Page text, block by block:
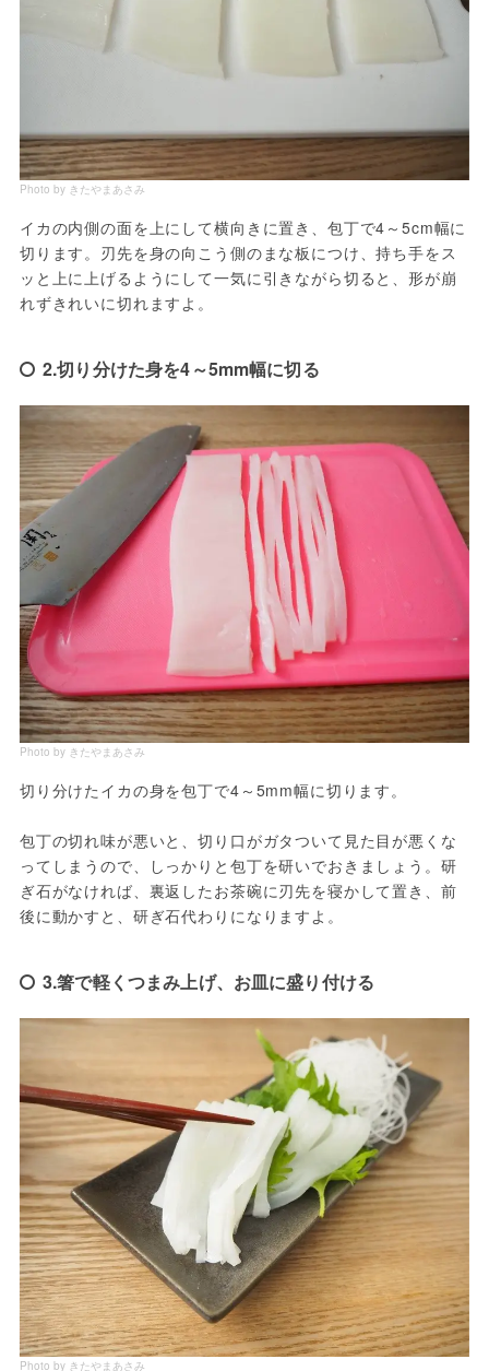
Photo by きたやまあさみ
イカの内側の面を上にして横向きに置き、包丁で4～5cm幅に
切ります。刃先を身の向こう側のまな板につけ、持ち手をス
ッと上に上げるようにして一気に引きながら切ると、形が崩
れずきれいに切れますよ。
2.切り分けた身を4～5mm幅に切る
Photo by きたやまあさみ
切り分けたイカの身を包丁で4～5mm幅に切ります。
包丁の切れ味が悪いと、切り口がガタついて見た目が悪くな
ってしまうので、しっかりと包丁を研いでおきましょう。研
ぎ石がなければ、裏返したお茶碗に刃先を寝かして置き、前
後に動かすと、研ぎ石代わりになりますよ。
3.箸で軽くつまみ上げ、お皿に盛り付ける
Photo by きたやまあさみ